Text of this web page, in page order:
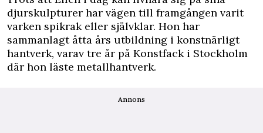
djurskulpturer har vägen till framgången varit
varken spikrak eller självklar. Hon har
sammanlagt åtta års utbildning i konstnärligt
hantverk, varav tre år på Konstfack i Stockholm
där hon läste metallhantverk.
Annons